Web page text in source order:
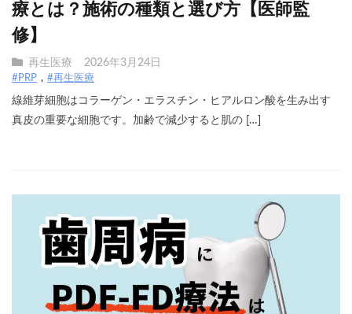
療とは？施術の種類と選び方【医師監
修】
再生医療 2026年3月24日
#PRP #再生医療
線維芽細胞はコラーゲン・エラスチン・ヒアルロン酸を生み出す
真皮の重要な細胞です。加齢で減少すると肌の […]